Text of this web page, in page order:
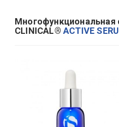
Многофункциональная
CLINICAL® ACTIVE